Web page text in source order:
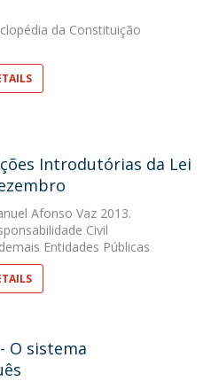
da Constituição
Introdutórias da Lei
Afonso Vaz 2013.
Civil
Entidades Públicas
O sistema